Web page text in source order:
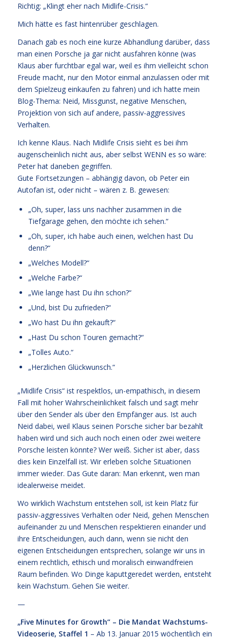
Richtig: „Klingt eher nach Midlife-Crisis.“
Mich hätte es fast hintenrüber geschlagen.
Danach gab es noch eine kurze Abhandlung darüber, dass
man einen Porsche ja gar nicht ausfahren könne (was
Klaus aber furchtbar egal war, weil es ihm vielleicht schon
Freude macht, nur den Motor einmal anzulassen oder mit
dem Spielzeug einkaufen zu fahren) und ich hatte mein
Blog-Thema: Neid, Missgunst, negative Menschen,
Projektion von sich auf andere, passiv-aggressives
Verhalten.
Ich kenne Klaus. Nach Midlife Crisis sieht es bei ihm
augenscheinlich nicht aus, aber selbst WENN es so wäre:
Peter hat daneben gegriffen.
Gute Fortsetzungen – abhängig davon, ob Peter ein
Autofan ist, oder nicht – wären z. B. gewesen:
„Oh, super, lass uns nachher zusammen in die
Tiefgarage gehen, den möchte ich sehen.“
„Oh, super, ich habe auch einen, welchen hast Du
denn?“
„Welches Modell?“
„Welche Farbe?“
„Wie lange hast Du ihn schon?“
„Und, bist Du zufrieden?“
„Wo hast Du ihn gekauft?“
„Hast Du schon Touren gemacht?“
„Tolles Auto.“
„Herzlichen Glückwunsch.“
„Midlife Crisis“ ist respektlos, un-empathisch, in diesem
Fall mit hoher Wahrscheinlichkeit falsch und sagt mehr
über den Sender als über den Empfänger aus. Ist auch
Neid dabei, weil Klaus seinen Porsche sicher bar bezahlt
haben wird und sich auch noch einen oder zwei weitere
Porsche leisten könnte? Wer weiß. Sicher ist aber, dass
dies kein Einzelfall ist. Wir erleben solche Situationen
immer wieder. Das Gute daran: Man erkennt, wen man
idealerweise meidet.
Wo wirklich Wachstum entstehen soll, ist kein Platz für
passiv-aggressives Verhalten oder Neid, gehen Menschen
aufeinander zu und Menschen respektieren einander und
ihre Entscheidungen, auch dann, wenn sie nicht den
eigenen Entscheidungen entsprechen, solange wir uns in
einem rechtlich, ethisch und moralisch einwandfreien
Raum befinden. Wo Dinge kaputtgeredet werden, entsteht
kein Wachstum. Gehen Sie weiter.
—
„Five Minutes for Growth“ – Die Mandat Wachstums-
Videoserie, Staffel 1 – Ab 13. Januar 2015 wöchentlich ein